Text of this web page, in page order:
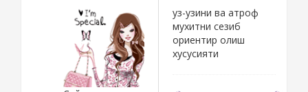
уз-узини ва атроф
мухитни сезиб
ориентир олиш
хусусияти